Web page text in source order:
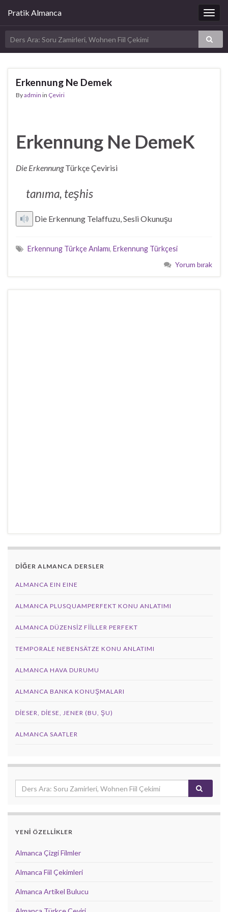
Pratik Almanca
Erkennung Ne Demek
Byadmin in Çeviri
Erkennung Ne DemeK
Die ErkennungTürkçe Çevirisi
tanıma, teşhis
Die Erkennung Telaffuzu, Sesli Okunuşu
Erkennung Türkçe Anlamı, Erkennung Türkçesi
Yorum bırak
DİĞER ALMANCA DERSLER
ALMANCA EIN EINE
ALMANCA PLUSQUAMPERFEKT KONU ANLATIMI
ALMANCA DÜZENSIZ FIILLER PERFEKT
TEMPORALE NEBENSÄTZE KONU ANLATIMI
ALMANCA HAVA DURUMU
ALMANCA BANKA KONUŞMALARI
DIESER, DIESE, JENER (BU, ŞU)
ALMANCA SAATLER
YENİ ÖZELLİKLER
Almanca Çizgi Filmler
Almanca Fiil Çekimleri
Almanca Artikel Bulucu